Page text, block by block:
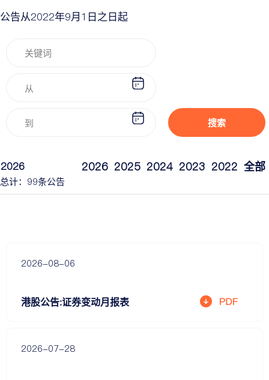
公告从2022年9月1日之日起
从
到 搜索
2026 2026 2025 2024 2023 2022 全部
总计： 99条公告
2026-08-06
港股公告:证券变动月报表
2026-07-28